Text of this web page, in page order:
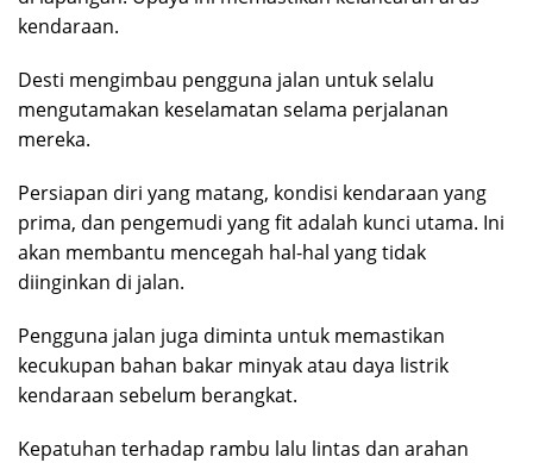
kendaraan.
Desti mengimbau pengguna jalan untuk selalu
mengutamakan keselamatan selama perjalanan
mereka.
Persiapan diri yang matang, kondisi kendaraan yang
prima, dan pengemudi yang fit adalah kunci utama. Ini
akan membantu mencegah hal-hal yang tidak
diinginkan di jalan.
Pengguna jalan juga diminta untuk memastikan
kecukupan bahan bakar minyak atau daya listrik
kendaraan sebelum berangkat.
Kepatuhan terhadap rambu lalu lintas dan arahan